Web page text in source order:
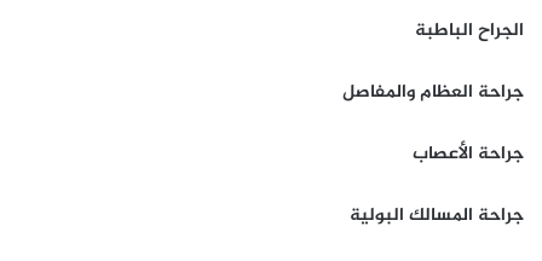
الجراح الباطبة
جراحة العظام والمفاصل
جراحة الأعصاب
جراحة المسالك البولية